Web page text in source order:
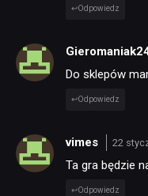
Odpowiedz
Do sklepów
Odpowiedz
vimes 22
Ta gra będzie
Odpowiedz